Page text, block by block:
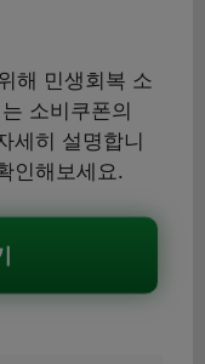
해 민생회복 소
소비쿠폰의
세히 설명합니
인해보세요.